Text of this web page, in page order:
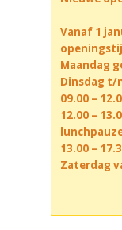
Vanaf 1
Maandag
Dinsdag t/
09.00 –
12.00 –
13.00 –
Zaterdag